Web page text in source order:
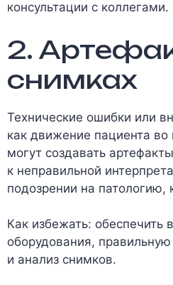
консультации с коллегами.
2.
снимках
Технические ошибки или
как движение пациента
могут создавать
к неправильной
подозрении на патологию,
Как избежать: обеспечить
оборудования,
и анализ снимков.